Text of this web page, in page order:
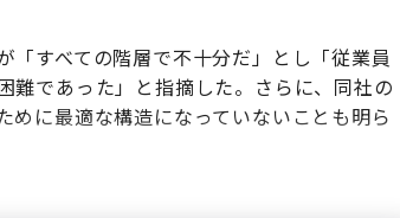
すべての階層で不十分だ」とし「従業員
難であった」と指摘した。さらに、同社の
に最適な構造になっていないことも明ら